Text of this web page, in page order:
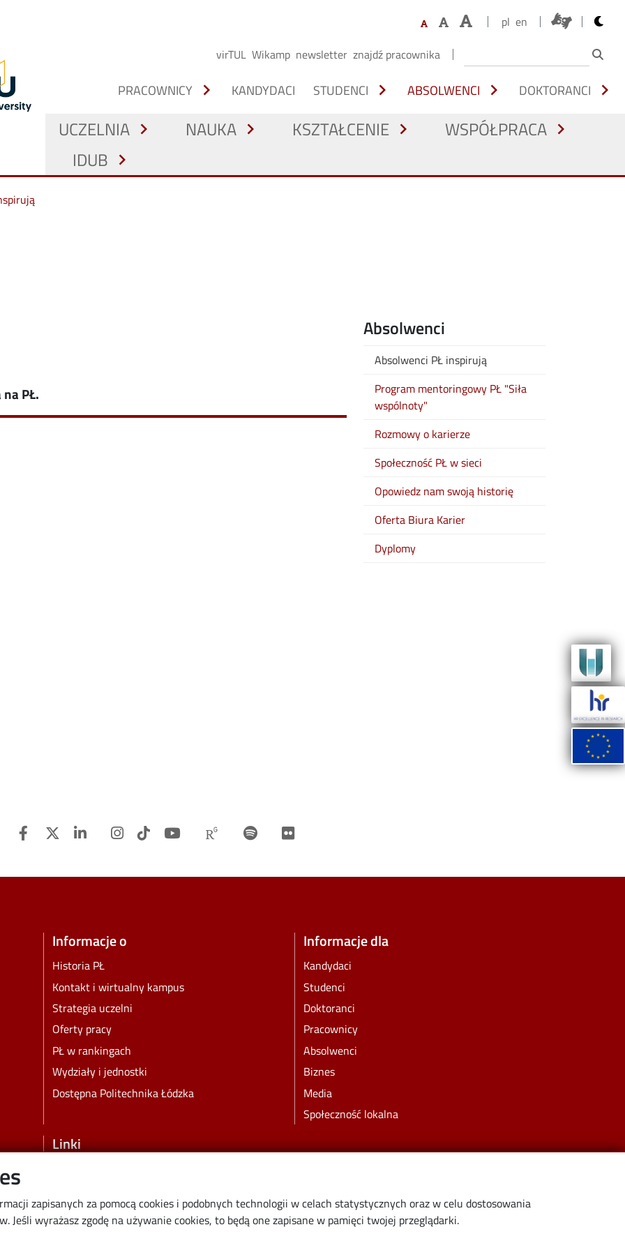
zapisanych za pomocą cookies i podobnych technologii w celach statystycznych oraz w celu dostosowania
wyrażasz zgodę na używanie cookies, to będą one zapisane w pamięci twojej przeglądarki.
pl en opens
virTUL Wikamp newsletter znajdź pracownika
PRACOWNICY chevron_right KANDYDACI STUDENCI chevron_right ABSOLWENCI chevron_right DOKTORANCI chevron_right
UCZELNIA chevron_right NAUKA chevron_right KSZTAŁCENIE chevron_right WSPÓŁPRACA chevron_right
IDUB chevron_right
PŁ.
Absolwenci
Absolwenci PŁ inspirują
Program mentoringowy PŁ "Siła
wspólnoty"
Rozmowy o karierze
Społeczność PŁ w sieci
Opowiedz nam swoją historię
Oferta Biura Karier
Dyplomy
Facebook
Twitter LinkedinInstagram
TiTok Youtube Researchgate
Spotify
Informacje o
Historia PŁ
Kontakt i wirtualny kampus
Strategia uczelni
Oferty pracy
PŁ w rankingach
Wydziały i jednostki
Dostępna Politechnika Łódzka
Informacje dla
Kandydaci
Studenci
Doktoranci
Pracownicy
Absolwenci
Biznes
Media
Społeczność lokalna
Linki
Biblioteka PŁ
Dyscypliny naukowe w PŁ